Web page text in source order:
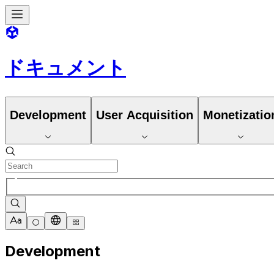
ドキュメント
Development User Acquisition
Development